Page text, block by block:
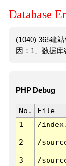
Database
(1040) 365建
因：1、数据库
PHP Debug
No. File
1
/
2 /
3 /